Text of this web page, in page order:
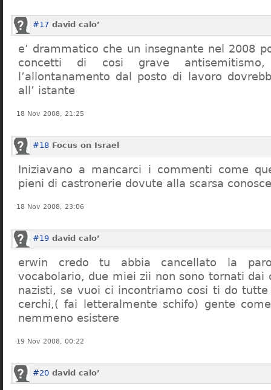
#17 david calo’
e’ drammatico che un insegnante nel 2008
concetti di cosi grave
l’allontanamento dal posto di lavoro
all’ istante
18 Nov 2008, 21:25
#18 Focus on Israel
Iniziavano a mancarci i commenti come
pieni di castronerie dovute alla scarsa
18 Nov 2008, 23:06
#19 david calo’
erwin credo tu abbia cancellato la
vocabolario, due miei zii non sono tornati dai
nazisti, se vuoi ci incontriamo cosi ti do tutte
cerchi,( fai letteralmente schifo) gente
nemmeno esistere
19 Nov 2008, 00:22
#20 david calo’